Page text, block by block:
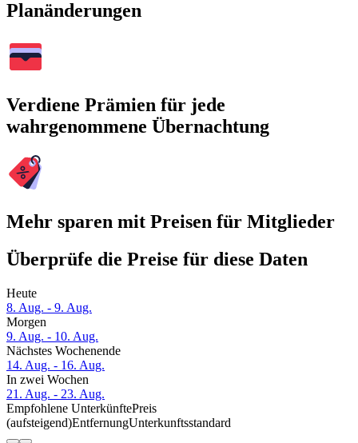
Planänderungen
Verdiene Prämien für jede
wahrgenommene Übernachtung
Mehr sparen mit Preisen für Mitglieder
Überprüfe die Preise für diese Daten
Heute
8. Aug. - 9. Aug.
Morgen
9. Aug. - 10. Aug.
Nächstes Wochenende
14. Aug. - 16. Aug.
In zwei Wochen
21. Aug. - 23. Aug.
Empfohlene UnterkünftePreis
(aufsteigend)EntfernungUnterkunftsstandard